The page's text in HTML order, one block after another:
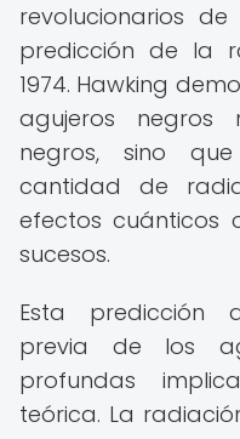
revolucionarios
predicción de la
1974. Hawking
agujeros negros
negros, sino
cantidad de
efectos cuánticos
sucesos.
Esta predicción
previa de los
profundas
teórica. La